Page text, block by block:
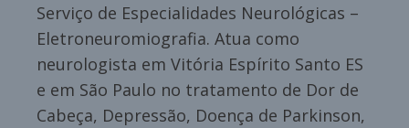
Serviço de Especialidades Neurológicas –
Eletroneuromiografia. Atua como
neurologista em Vitória Espírito Santo ES
e em São Paulo no tratamento de Dor de
Cabeça, Depressão, Doença de Parkinson,